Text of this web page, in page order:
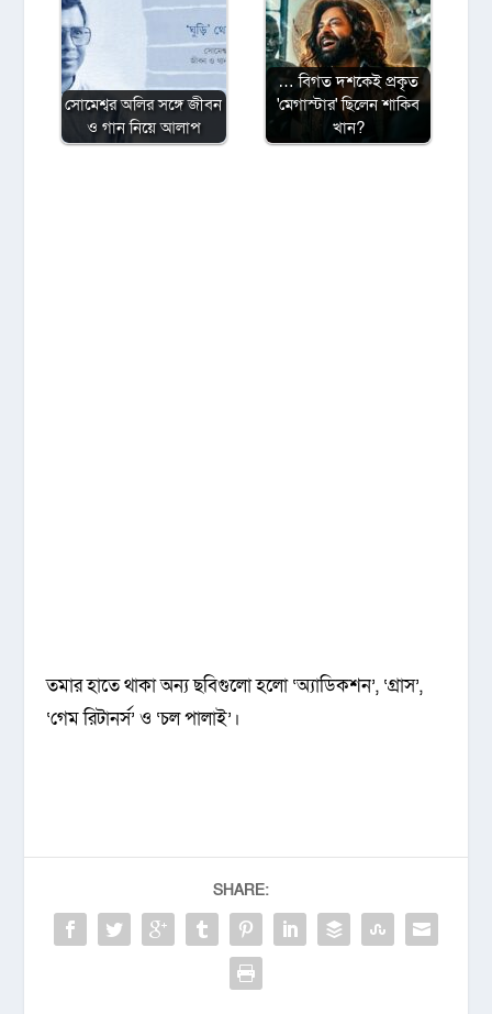
সোমেশ্বর অলির সঙ্গে জীবন
ও গান নিয়ে আলাপ
… বিগত দশকেই প্রকৃত
'মেগাস্টার' ছিলেন শাকিব
খান?
তমার হাতে থাকা অন্য ছবিগুলো হলো ‘অ্যাডিকশন’, ‘গ্রাস’,
‘গেম রিটানর্স’ ও ‘চল পালাই’।
SHARE: